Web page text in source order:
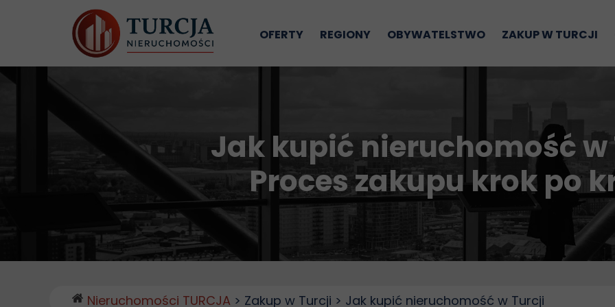
OFERTY
Nieruchomości na sprzedaż
REGIONY
Alanya
OBYWATELSTWO ZAKUP W TURCJI
Jak kupić
Wynajem
Odsprzedaż
Wyjazd
FAQ
BLOG
Jak kupić nieruchomość w
Proces zakupu krok po
Nieruchomości TURCJA > Zakup w Turcji > Jak kupić nieruchomość w Turcji